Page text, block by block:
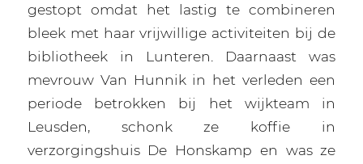
gestopt omdat het lastig te combineren
bleek met haar vrijwillige activiteiten bij de
bibliotheek in Lunteren. Daarnaast was
mevrouw Van Hunnik in het verleden een
periode betrokken bij het wijkteam in
Leusden, schonk ze koffie in
verzorgingshuis De Honskamp en was ze